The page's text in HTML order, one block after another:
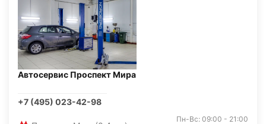
Автосервис Проспект Мира
+7 (495) 023-42-98
Пн-Вс: 09:00 - 21:00